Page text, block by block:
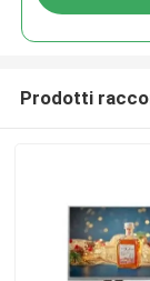
Prodotti